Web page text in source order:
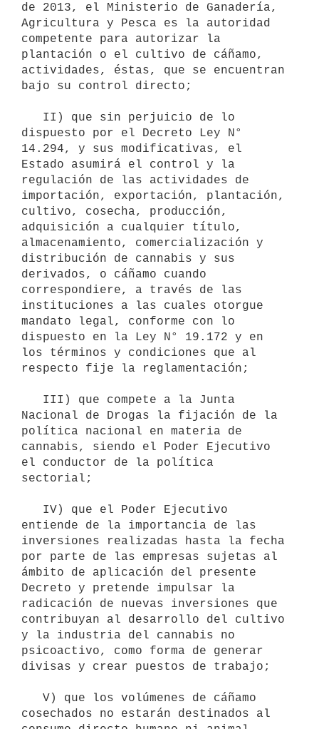
de 2013, el Ministerio de Ganadería,
Agricultura y Pesca es la autoridad
competente para autorizar la
plantación o el cultivo de cáñamo,
actividades, éstas, que se encuentran
bajo su control directo;
dispuesto por el Decreto Ley N°
14.294, y sus modificativas, el
Estado asumirá el control y la
regulación de las actividades de
importación, exportación, plantación,
cultivo, cosecha, producción,
adquisición a cualquier título,
almacenamiento, comercialización y
distribución de cannabis y sus
derivados, o cáñamo cuando
correspondiere, a través de las
instituciones a las cuales otorgue
mandato legal, conforme con lo
dispuesto en la Ley N° 19.172 y en
los términos y condiciones que al
respecto fije la reglamentación;
Nacional de Drogas la fijación de la
política nacional en materia de
cannabis, siendo el Poder Ejecutivo
el conductor de la política
sectorial;
entiende de la importancia de las
inversiones realizadas hasta la fecha
por parte de las empresas sujetas al
ámbito de aplicación del presente
Decreto y pretende impulsar la
radicación de nuevas inversiones que
contribuyan al desarrollo del cultivo
y la industria del cannabis no
psicoactivo, como forma de generar
divisas y crear puestos de trabajo;
cosechados no estarán destinados al